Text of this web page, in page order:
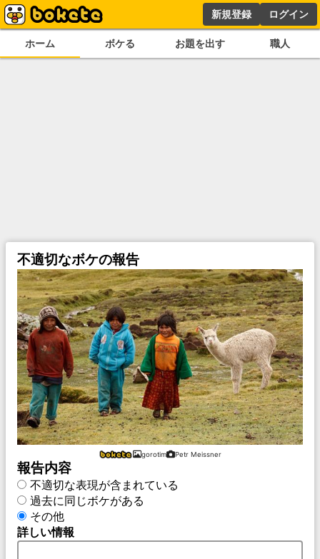
新規登録 ログイン
ホーム ボケる お題を出す 職人
不適切なボケの報告
gorotim Petr Meissner
報告内容
不適切な表現が含まれている
過去に同じボケがある
その他
詳しい情報